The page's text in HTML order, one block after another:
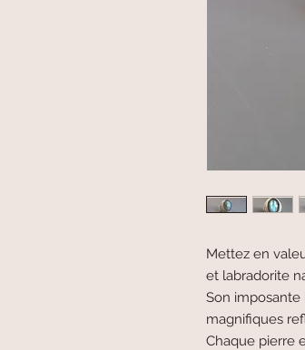
Mettez en
et labradorite
Son
magnifiques
Chaque pierre